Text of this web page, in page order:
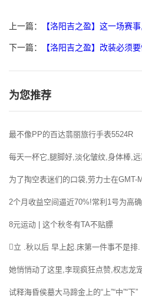
上一篇： 【洛阳吉之盈】这一场赛
下一篇： 【洛阳吉之盈】改装必须
为您推荐
最不像PP的百达翡丽旅行手表5524R
每天一杯它,腿脚好,淡化皱纹,身体棒,
为了掏空表迷们的口袋,劳力士在GMT-
2个月收益空间逼近70%!常利1号为高
8元运动 | 这个秋冬有TA不贴膘
立 .秋以后 早上起.床第一件事不是
她悄悄动了这里,李现疯狂点赞,权志龙
试释海昏侯墓大马蹄金上的“上”“中”“下”